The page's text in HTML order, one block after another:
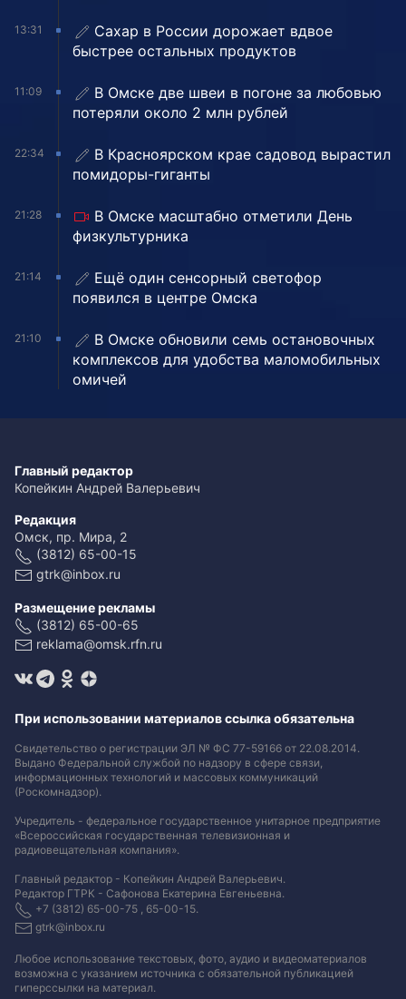
13:31
Сахар в России дорожает вдвое
быстрее остальных продуктов
11:09
В Омске две швеи в погоне за любовью
потеряли около 2 млн рублей
22:34
В Красноярском крае садовод вырастил
помидоры-гиганты
21:28
В Омске масштабно отметили День
физкультурника
21:14
Ещё один сенсорный светофор
появился в центре Омска
21:10
В Омске обновили семь остановочных
комплексов для удобства маломобильных
омичей
Главный редактор
Копейкин Андрей Валерьевич
Редакция
Омск, пр. Мира, 2
(3812) 65-00-15
gtrk@inbox.ru
Размещение рекламы
(3812) 65-00-65
reklama@omsk.rfn.ru
При использовании материалов ссылка обязательна
Свидетельство о регистрации ЭЛ № ФС 77-59166 от 22.08.2014.
Выдано Федеральной службой по надзору в сфере связи,
информационных технологий и массовых коммуникаций
(Роскомнадзор).
Учредитель - федеральное государственное унитарное предприятие
«Всероссийская государственная телевизионная и
радиовещательная компания».
Главный редактор - Копейкин Андрей Валерьевич.
Редактор ГТРК - Сафонова Екатерина Евгеньевна.
+7 (3812) 65-00-75 , 65-00-15.
gtrk@inbox.ru
Любое использование текстовых, фото, аудио и видеоматериалов
возможна с указанием источника с обязательной публикацией
гиперссылки на материал.